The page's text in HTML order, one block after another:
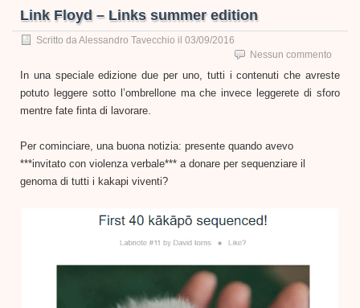
Link Floyd – Links summer edition
Scritto daAlessandro Tavecchio il 03/09/2016
Nessun commento
In una speciale edizione due per uno, tutti i contenuti che avreste
potuto leggere sotto l’ombrellone ma che invece leggerete di sforo
mentre fate finta di lavorare.
Per cominciare, una buona notizia: presente quando avevo
***invitato con violenza verbale*** a donare per sequenziare il
genoma di tutti i kakapi viventi?